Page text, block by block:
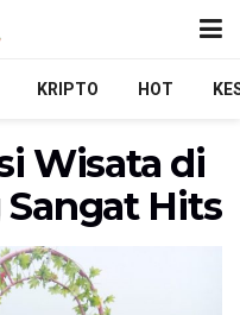
KRIPTO HOT
Wisata di
Hits